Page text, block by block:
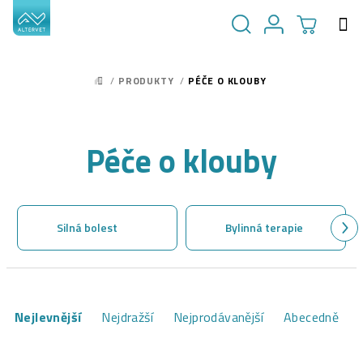
Přejít
obsah
DOMŮ
/ PRODUKTY / PÉČE O KLOUBY
Péče o klouby
Silná bolest Bylinná terapie
Ř
Nejlevnější Nejdražší Nejprodávanější Abecedně